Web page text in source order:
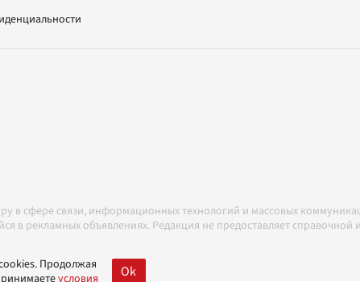
в сфере связи, информационных технологий и массовых
в рекламных объявлениях. Редакция не предоставляет
Продолжая
условия Ok